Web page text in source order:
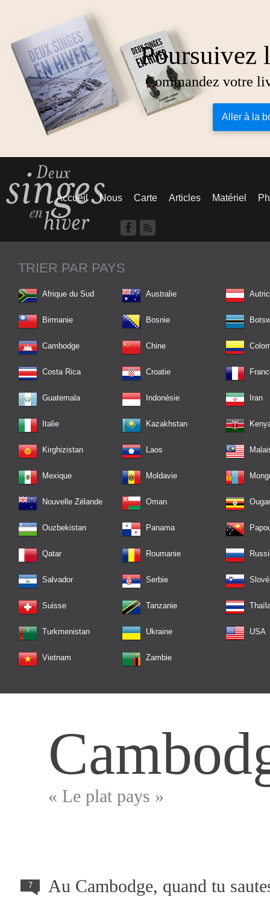
Poursuivez
Commandez votre
Aller à la
Accueil Nous Carte Articles Matériel
TRIER PAR PAYS
Afrique du Sud Australie
Birmanie Bosnie
Cambodge Chine
Costa Rica Croatie
Guatemala Indonésie Iran
Italie Kazakhstan
Kirghizistan Laos
Mexique Moldavie
Nouvelle Zélande Oman
Ouzbekistan Panama
Qatar Roumanie
Salvador Serbie
Suisse Tanzanie
Turkmenistan Ukraine USA
Vietnam Zambie
« Le plat pays »
7
Au Cambodge, quand tu